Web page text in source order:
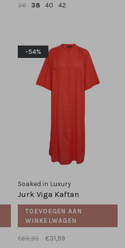
36 38 40 42
-54%
Soaked in Luxury
Jurk Viga Kaftan
TOEVOEGEN AAN
WINKELWAGEN
€69,95 €31,99